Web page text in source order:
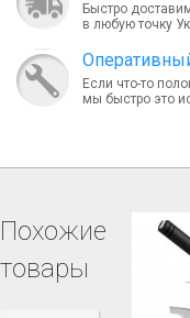
Быстро
в любую точку
Если что-то
мы быстро это
Похожие
товары